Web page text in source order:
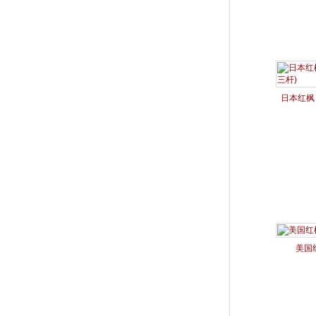
日本红
美国